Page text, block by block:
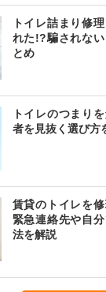
トイレ詰まり修
れた!?騙されな
とめ
トイレのつまり
者を見抜く選び方
賃貸のトイレを
緊急連絡先や自
法を解説